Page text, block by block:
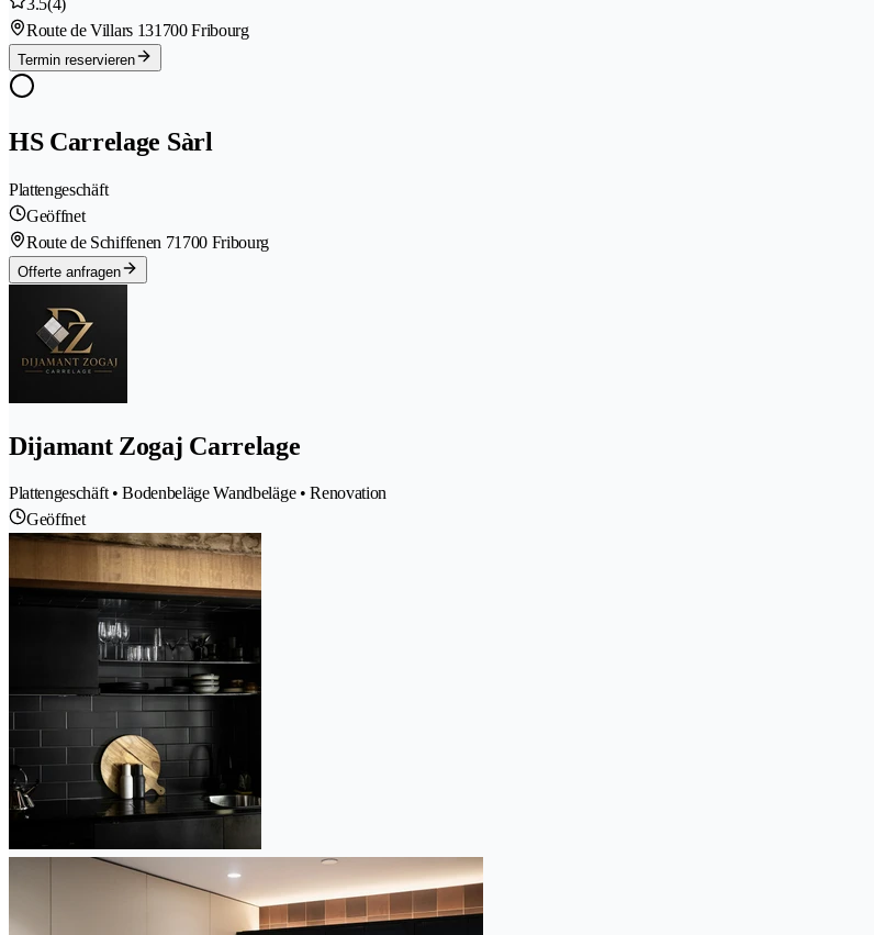
Route de Villars 131700 Fribourg
Termin reservieren
HS Carrelage Sàrl
Plattengeschäft
Geöffnet
Route de Schiffenen 71700 Fribourg
Offerte anfragen
Dijamant Zogaj Carrelage
Plattengeschäft • Bodenbeläge Wandbeläge • Renovation
Geöffnet